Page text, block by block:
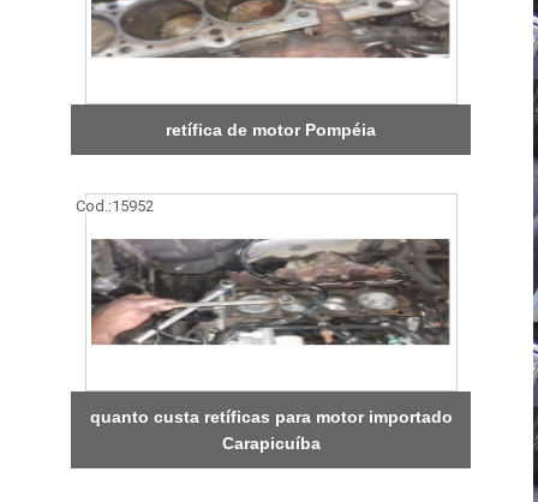
retífica de motor Pompéia
Cod.:15952
quanto custa retíficas para motor importado
Carapicuíba